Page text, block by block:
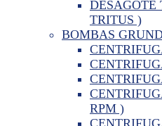
DESAGOTE
TRITUS )
BOMBAS
RPM )